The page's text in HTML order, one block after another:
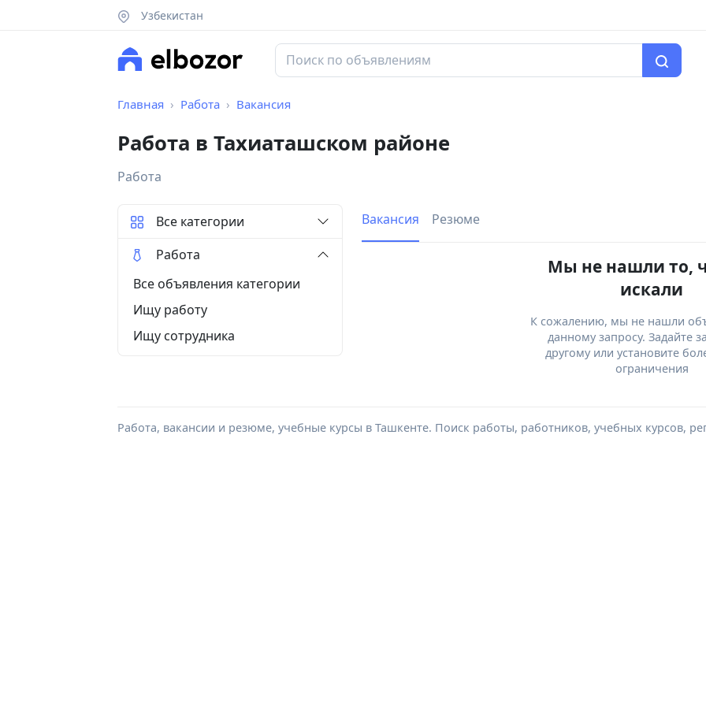
Узбекистан
Главная Работа Вакансия
Работа в Тахиаташском районе
Работа
Вакансия Резюме
Мы не нашли то,
искали
К сожалению, мы не нашли
данному запросу. Задайте
другому или установите
ограничения
Все категории
Работа
Все объявления категории
Ищу работу
Ищу сотрудника
Работа, вакансии и резюме, учебные курсы в Ташкенте. Поиск работы, работников, учебных курсов,